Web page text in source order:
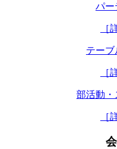
パー
［
テーブ
［
部活動・
［